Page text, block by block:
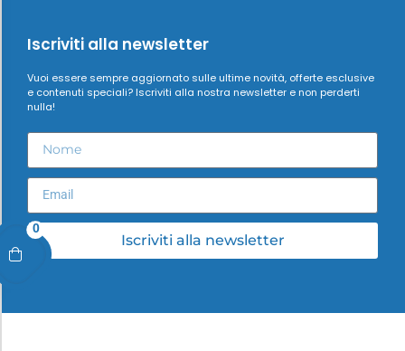
0
Iscriviti alla newsletter
Vuoi essere sempre aggiornato sulle ultime novità, offerte esclusive
e contenuti speciali? Iscriviti alla nostra newsletter e non perderti
nulla!
Iscriviti alla newsletter